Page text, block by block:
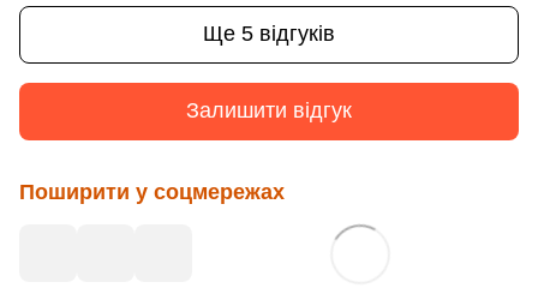
Ще 5 відгуків
Залишити відгук
Поширити у соцмережах